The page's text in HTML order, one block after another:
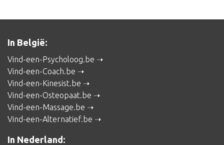
In België:
Vind-een-Psycholoog.be
Vind-een-Coach.be
Vind-een-Kinesist.be
Vind-een-Osteopaat.be
Vind-een-Massage.be
Vind-een-Alternatief.be
In Nederland: